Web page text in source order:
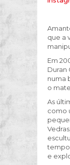
que a
Em
Duran
numa
o
As
como
tempo
e